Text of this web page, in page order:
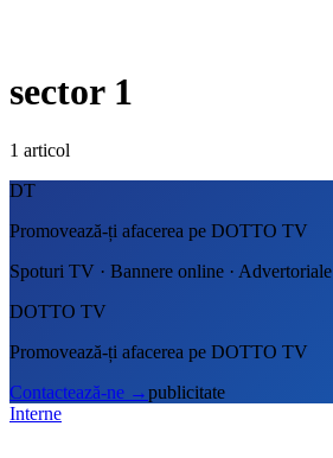
sector 1
1 articol
DT
Promovează-ți afacerea pe DOTTO TV
Spoturi TV · Bannere online · Advertoriale
DOTTO TV
Promovează-ți afacerea pe DOTTO TV
Contactează-ne →publicitate
Interne